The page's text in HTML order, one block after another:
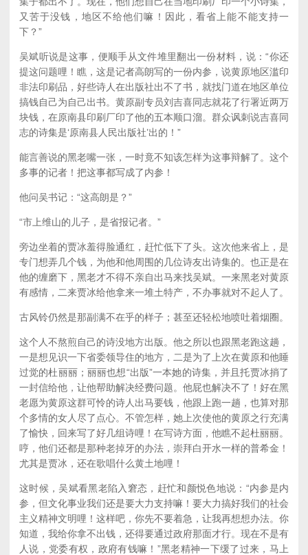
又苦于没钱，地区不给他们嘛！因此，看省上能不能支持一
下？”
吴斌听说是这事，便顺手从文件堆里翻出一份材料，说：“你还
提这问题哩！瞧，这是记者高朗写的一份内参，说黄原地区滥印
非法印刷品，好些诗人在出版社出不了书，就找门道在地区单位
搞钱自己为自己出书。黄原副专员刘吉喜同志就花了行署近两万
块钱，在原南县印刷厂印了他的五本顺口溜。群众讽刺说吉喜同
志的诗集是‘原南县人民出版社’出的！”
能言善说的黑老嘴一张，一时竟不知该怎样为这事辩解了。这个
多事的记者！把这事都写成了内参！
他问吴书记：“这高朗是？”
“市上维山的儿子，是省报记者。”
旁边坐着的贾冰羞得脸通红，赶忙低下了头。这次他来省上，是
专门想弄几个钱，为他和他周围的几位诗友出诗集的。也正是在
他的缠磨下，黑老才不得不亲自出马来找吴斌。一来黑老对黄原
有感情，二来贾冰给他拿来一堆土特产，不办事就对不起人了。
古风铃仍然是那副满不在乎的样子；甚至还轻松地喷吐着烟圈。
这个人不熬煎自己的诗没地方出版。他之所以也跟黑老跑这趟，
一是想见识一下省委领导住的地方，二是为了上次在黄原和他睡
过觉的杜丽丽；丽丽也想“出版”一本她的诗集，并且托贾冰捎了
一封信给他，让他帮助解决经费问题。他屁也解决不了！好在黑
老愿为黄原这群可怜的诗人出马要钱，他跟上跑一趟，也算对那
个多情的女人尽了点心。不管怎样，她上次使他的黄原之行充满
了愉快，回来写了好几组诗哩！在写诗方面，他瞧不起杜丽丽。
哼，他们还都是那种老掉牙的办法，崇拜白开水一样的普希金！
尤其是贾冰，还在歌唱什么黄土地哩！
这时候，吴斌看黑老陷入窘态，赶忙和颜悦色地说：“内参是内
参，但文化事业我们还是要大力支持嘛！要大力搞好我们的社会
主义精神文明哩！这样吧，你先不要着急，让我再想想办法。你
知道，我给你拿不出钱，还得要通过政府那面才行。现在不是有
人说，党委有权，政府有钱嘛！”黑老精神一下缓了过来，马上